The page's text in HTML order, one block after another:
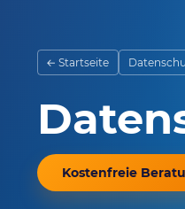
← Startseite
Kostenfreie